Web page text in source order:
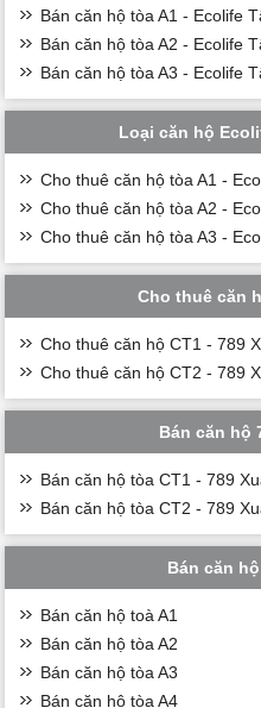
Bán căn hộ tòa A1 - Ecolife
Bán căn hộ tòa A2 - Ecolife
Bán căn hộ tòa A3 - Ecolife
Loại căn hộ
Cho thuê căn hộ tòa A1 -
Cho thuê căn hộ tòa A2 -
Cho thuê căn hộ tòa A3 -
Cho thuê căn
Cho thuê căn hộ CT1 - 789
Cho thuê căn hộ CT2 - 789
Bán căn hộ
Bán căn hộ tòa CT1 - 789
Bán căn hộ tòa CT2 - 789
Bán căn
Bán căn hộ toà A1
Bán căn hộ tòa A2
Bán căn hộ tòa A3
Bán căn hộ tòa A4